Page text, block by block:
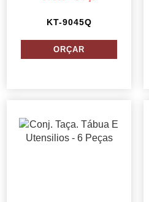
KT-9045Q